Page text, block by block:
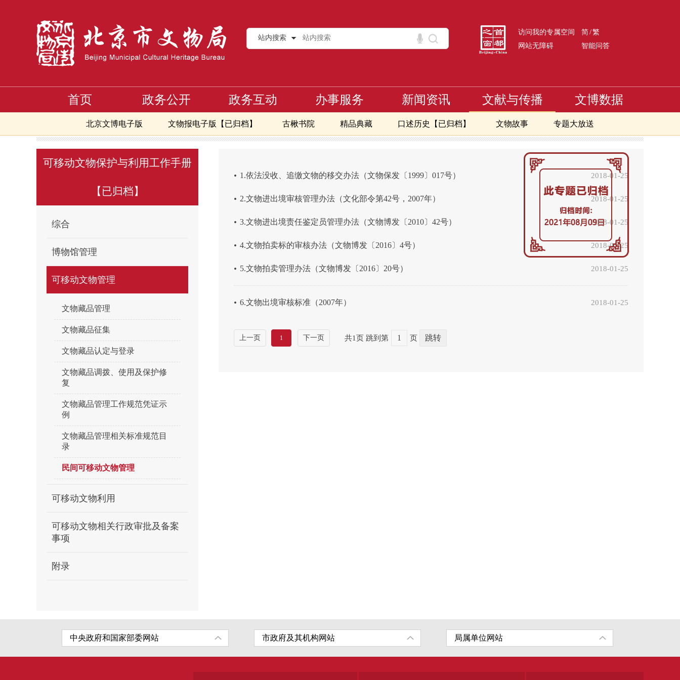
站内搜索
访问我的专属空间 简/繁
网站无障碍
智能问答
首页 政务公开 政务互动 办事服务 新闻资讯 文献与传播
北京文博电子版 文物报电子版【已归档】 古楸书院 精品典藏 口述历史【已归档】 文物故事 专题大放送
文博数据
专题大放送>可移动文物保护与利用工作手册【已归档】>可移动文物管理>民间可移动文物管理
可移动文物保护与利用工作手册
【已归档】
综合
博物馆管理
可移动文物管理
文物藏品管理
文物藏品征集
文物藏品认定与登录
文物藏品调拨、使用及保护修
复
文物藏品管理工作规范凭证示
例
文物藏品管理相关标准规范目
录
民间可移动文物管理
可移动文物利用
可移动文物相关行政审批及备案
事项
附录
. 1.依法没收、追缴文物的移交办法（文物保发〔1999〕017号） 2018-01-25
. 2.文物进出境审核管理办法（文化部令第42号，2007年） 2018-01-25
. 3.文物进出境责任鉴定员管理办法（文物博发〔2010〕42号） 2018-01-25
. 4.文物拍卖标的审核办法（文物博发〔2016〕4号） 2018-01-25
. 5.文物拍卖管理办法（文物博发〔2016〕20号） 2018-01-25
. 6.文物出境审核标准（2007年） 2018-01-25
上一页 1 下一页 共1页 跳到第 页